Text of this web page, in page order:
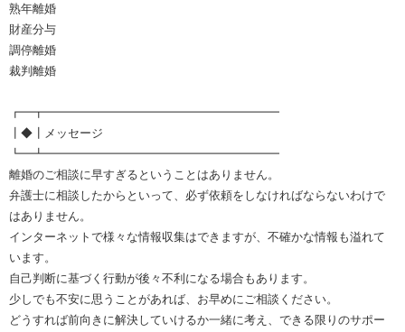
熟年離婚
財産分与
調停離婚
裁判離婚
┏━┳━━━━━━━━━━━━━━━━━━━━
┃◆┃メッセージ
┗━┻━━━━━━━━━━━━━━━━━━━━
離婚のご相談に早すぎるということはありません。
弁護士に相談したからといって、必ず依頼をしなければならないわけで
はありません。
インターネットで様々な情報収集はできますが、不確かな情報も溢れて
います。
自己判断に基づく行動が後々不利になる場合もあります。
少しでも不安に思うことがあれば、お早めにご相談ください。
どうすれば前向きに解決していけるか一緒に考え、できる限りのサポー